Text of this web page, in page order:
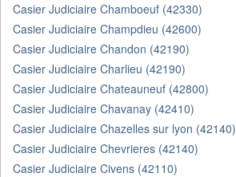
Casier Judiciaire Chamboeuf (42330)
Casier Judiciaire Champdieu (42600)
Casier Judiciaire Chandon (42190)
Casier Judiciaire Charlieu (42190)
Casier Judiciaire Chateauneuf (42800)
Casier Judiciaire Chavanay (42410)
Casier Judiciaire Chazelles sur lyon (42140)
Casier Judiciaire Chevrieres (42140)
Casier Judiciaire Civens (42110)